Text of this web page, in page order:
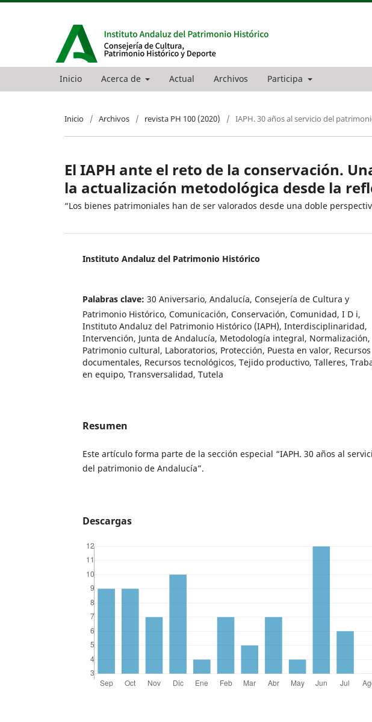
Inicio Acerca de Actual Archivos Participa
Inicio / Archivos / revista PH 100 (2020) / IAPH. 30 años al servicio del
El IAPH ante el reto de la conservación.
la actualización metodológica desde la
“Los bienes patrimoniales han de ser valorados desde una doble
Instituto Andaluz del Patrimonio Histórico
Palabras clave: 30 Aniversario, Andalucía, Consejería de Cultura y
Patrimonio Histórico, Comunicación, Conservación, Comunidad, I D i,
Instituto Andaluz del Patrimonio Histórico (IAPH), Interdisciplinaridad,
Intervención, Junta de Andalucía, Metodología integral, Normalización,
Patrimonio cultural, Laboratorios, Protección, Puesta en valor, Recursos
documentales, Recursos tecnológicos, Tejido productivo, Talleres,
en equipo, Transversalidad, Tutela
Resumen
Este artículo forma parte de la sección especial “IAPH. 30 años al
del patrimonio de Andalucía”.
Descargas